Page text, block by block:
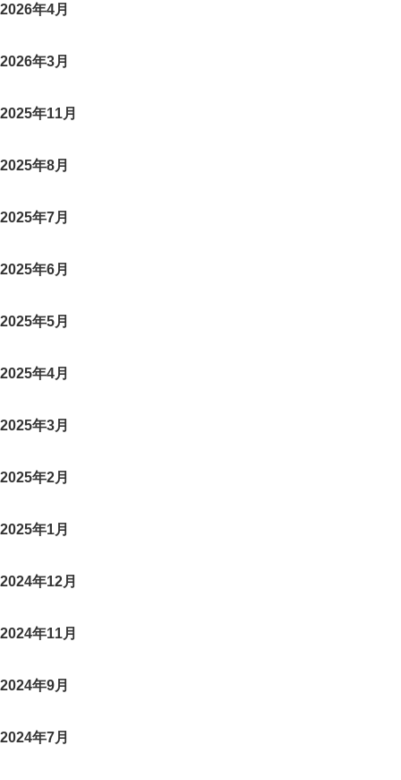
2026年4月
2026年3月
2025年11月
2025年8月
2025年7月
2025年6月
2025年5月
2025年4月
2025年3月
2025年2月
2025年1月
2024年12月
2024年11月
2024年9月
2024年7月